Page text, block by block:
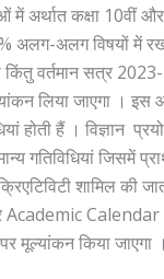
में अर्थात कक्षा 10वीं
अलग विषयों में
वर्तमान सत्र
लिया जाएगा । इस
होती हैं । विज्ञान
गतिविधियां जिसमें
शामिल की
Calendar
मूल्यांकन किया जाएगा ।